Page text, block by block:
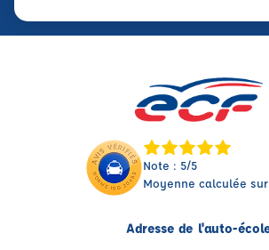
Note : 5/5
Moyenne calculée
Adresse de l'auto-